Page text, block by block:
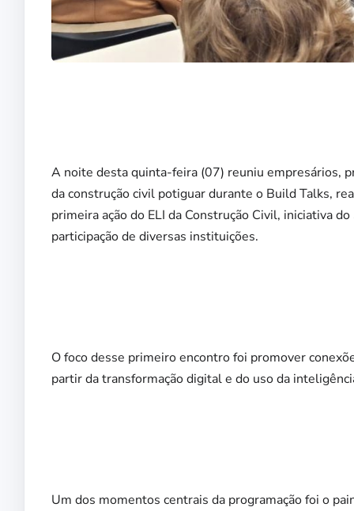
A noite desta quinta-feira (07) reuniu empresários,
da construção civil potiguar durante o Build Talks,
primeira ação do ELI da Construção Civil, iniciativa
participação de diversas instituições.
O foco desse primeiro encontro foi promover
partir da transformação digital e do uso da
Um dos momentos centrais da programação foi o